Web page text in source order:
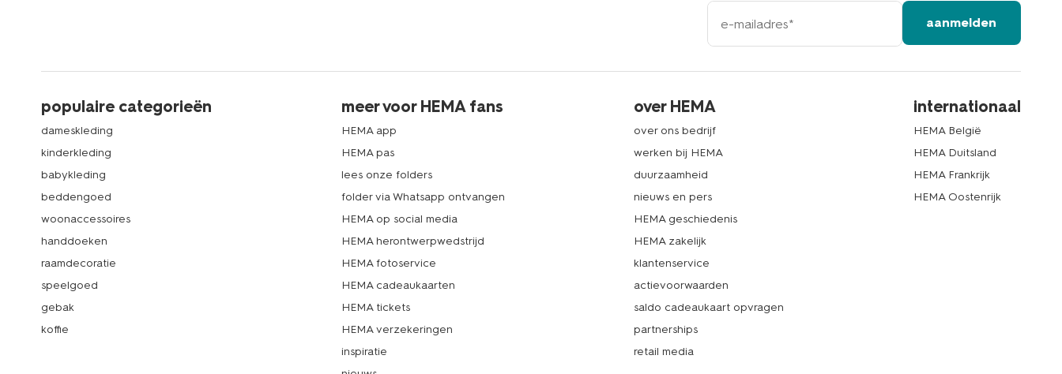
e-
mailadres
aanmelden
populaire categorieën
dameskleding
kinderkleding
babykleding
beddengoed
woonaccessoires
handdoeken
raamdecoratie
speelgoed
gebak
koffie
meer voor HEMA fans
HEMA app
HEMA pas
lees onze folders
folder via Whatsapp ontvangen
HEMA op social media
HEMA herontwerpwedstrijd
HEMA fotoservice
HEMA cadeaukaarten
HEMA tickets
HEMA verzekeringen
inspiratie
over HEMA
over ons bedrijf
werken bij HEMA
duurzaamheid
nieuws en pers
HEMA geschiedenis
HEMA zakelijk
klantenservice
actievoorwaarden
saldo cadeaukaart opvragen
partnerships
retail media
internationaal
HEMA België
HEMA Duitsland
HEMA Frankrijk
HEMA Oostenrijk